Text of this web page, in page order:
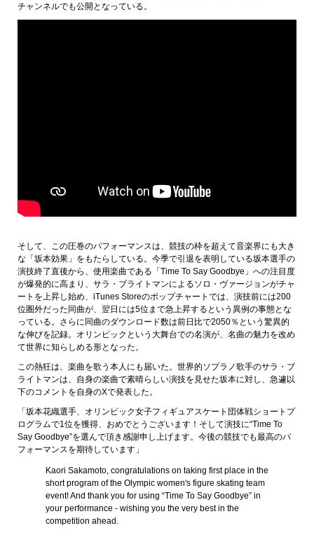
チャンネルでも公開となっている。
そして、この圧巻のパフォーマンスは、競技の枠を超えて音楽界にも大き
な「坂本効果」をもたらしている。今季で引退を表明している坂本選手の
演技終了直後から、使用楽曲である「Time To Say Goodbye」への注目度
が爆発的に高まり、サラ・ブライトマンによるソロ・ヴァージョンがチャ
ートを上昇し始め、iTunes Storeのポップチャートでは、演技前には200
位圏外だった同曲が、翌日には5位まで急上昇するという異例の事態とな
っている。さらに同曲のダウンロード数は前日比で2050％という驚異的
な伸びを記録。オリンピックという大舞台での名演が、名曲の魅力を改め
て世界に知らしめる形となった。
この熱狂は、楽曲を歌う本人にも届いた。世界的ソプラノ歌手のサラ・ブ
ライトマンは、自身の楽曲で素晴らしい演技を見せた坂本に対し、急遽以
下のコメントを自身のXで発表した。
「坂本花織選手、オリンピック女子フィギュアスケート団体戦ショートプ
ログラムで1位を獲得、おめでとうございます！そして演技に“Time To
Say Goodbye”を選んで頂き感謝申し上げます。今後の競技でも最高のパ
フォーマンスを期待しています」
Kaori Sakamoto, congratulations on taking first place in the
short program of the Olympic women's figure skating team
event! And thank you for using “Time To Say Goodbye” in
your performance - wishing you the very best in the
competition ahead.